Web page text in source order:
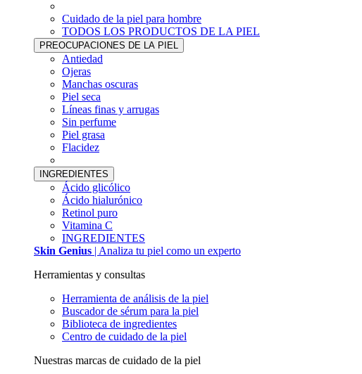
Cuidado de la piel para hombre
TODOS LOS PRODUCTOS DE LA PIEL
PREOCUPACIONES DE LA PIEL
Antiedad
Ojeras
Manchas oscuras
Piel seca
Líneas finas y arrugas
Sin perfume
Piel grasa
Flacidez
INGREDIENTES
Ácido glicólico
Ácido hialurónico
Retinol puro
Vitamina C
INGREDIENTES
Skin Genius | Analiza tu piel como un experto
Herramientas y consultas
Herramienta de análisis de la piel
Buscador de sérum para la piel
Biblioteca de ingredientes
Centro de cuidado de la piel
Nuestras marcas de cuidado de la piel